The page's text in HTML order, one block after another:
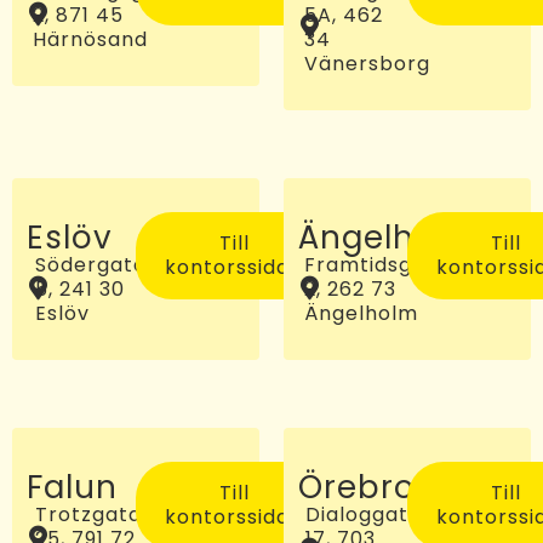
2, 871 45
Härnösand
5A, 462
34
Vänersborg
Eslöv
Södergatan
5, 241 30
Eslöv
Till
kontorssidan
Ängelholm
Framtidsgatan
2, 262 73
Ängelholm
Till
Falun
Trotzgatan
Till
kontorssidan
Örebro
Dialoggatan
Till